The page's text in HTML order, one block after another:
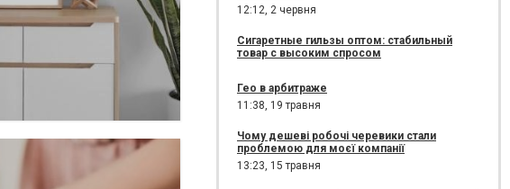
12:12, 2 червня
Сигаретные гильзы оптом: стабильный
товар с высоким спросом
Гео в арбитраже
11:38, 19 травня
Чому дешеві робочі черевики стали
проблемою для моєї компанії
13:23, 15 травня